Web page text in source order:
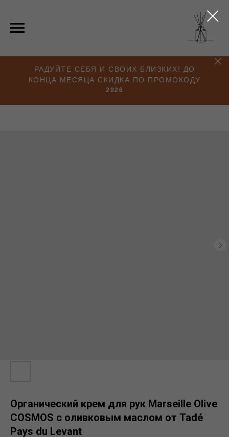
РАДУЙТЕ СЕБЯ И СВОИХ БЛИЗКИХ! ДО
КОНЦА МЕСЯЦА СКИДКА ПО ПРОМОКОДУ
2026
Органический крем для рук Marseille Olive
COSMOS с оливковым маслом от Tadé
Pays du Levant